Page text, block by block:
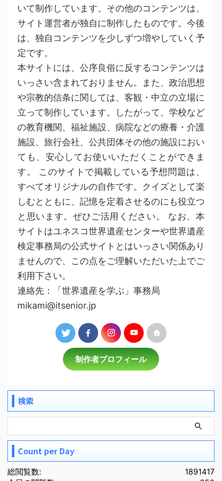
いて制作しています。その他のコンテンツは、
サイト運営者が独自に制作したものです。今後
は、独自コンテンツを少しずつ増やしていく予
定です。
本サイトには、公序良俗に反するコンテンツは
いっさい含まれておりません。また、政治思想
や宗教的信条に関しては、客観・中立の立場に
立って制作しています。したがって、学校など
の教育機関、福祉施設、病院などの療養・介護
施設、旅行会社、公共団体その他の施設におい
ても、安心してお使いいただくことができま
す。 このサイトで掲載している予想問題は、
すべてオリジナルの自作です。クイズとして楽
しむとともに、記憶を定着させるのにも役立つ
と思います。ぜひご活用ください。 なお、本
サイトはユネスコ世界遺産センターや世界遺産
検定事務局の公式サイトとはいっさい関係あり
ませんので、この点をご理解いただいた上でご
利用下さい。
連絡先：「世界遺産を学ぶ」事務局
mikami@itsenior.jp
制作者プロフィール
検索
Count per Day
1891417
総閲覧数: